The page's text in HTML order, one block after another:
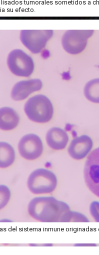
tumorales sometidos a
su efecto.
del sistema inmune